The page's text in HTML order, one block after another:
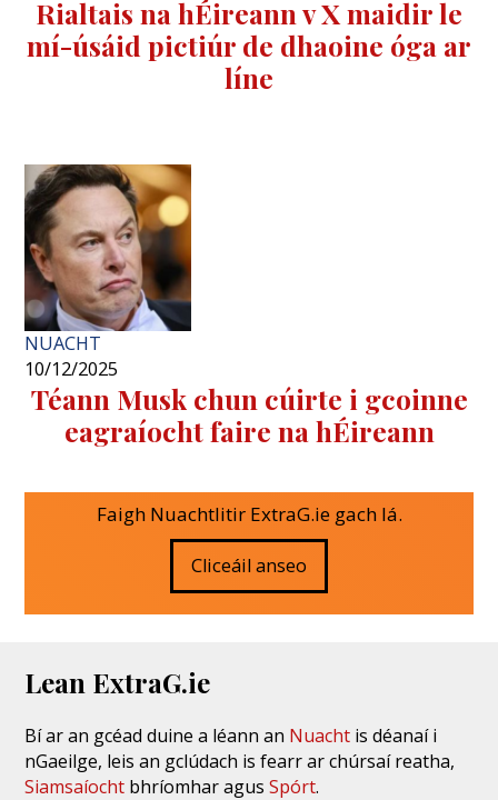
Rialtais na hÉireann v X maidir le
mí-úsáid pictiúr de dhaoine óga ar
líne
NUACHT
10/12/2025
Téann Musk chun cúirte i gcoinne
eagraíocht faire na hÉireann
Faigh Nuachtlitir ExtraG.ie gach lá.
Cliceáil anseo
Lean ExtraG.ie
Bí ar an gcéad duine a léann an Nuacht is déanaí i
nGaeilge, leis an gclúdach is fearr ar chúrsaí reatha,
Siamsaíocht bhríomhar agusSpórt.